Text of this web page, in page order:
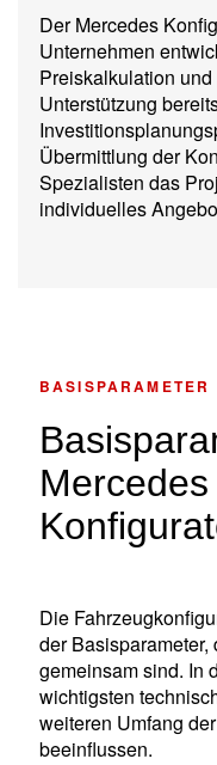
Der Mercedes
Unternehmen
Preiskalkulation
Unterstützung
Übermittlung der
Spezialisten das
individuelles
BASISPARAMETER
Die
der
gemeinsam sind. In
wichtigsten
weiteren Umfang
beeinflussen.